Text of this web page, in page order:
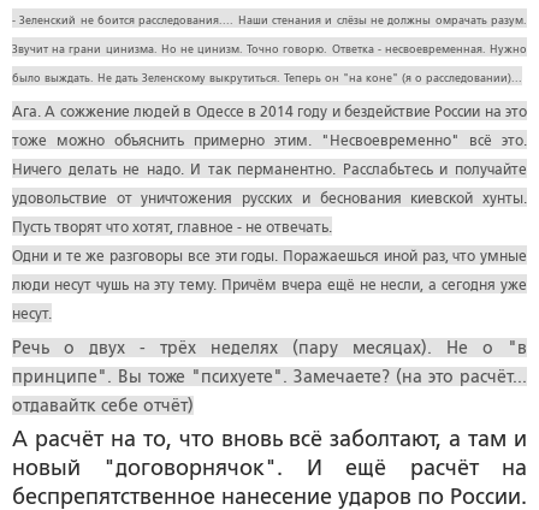
- Зеленский не боится расследования.... Наши стенания и слёзы не должны омрачать разум.
Звучит на грани цинизма. Но не цинизм. Точно говорю. Ответка - несвоевременная. Нужно
было выждать. Не дать Зеленскому выкрутиться. Теперь он "на коне" (я о расследовании)...
Ага. А сожжение людей в Одессе в 2014 году и бездействие России на это
тоже можно объяснить примерно этим. "Несвоевременно" всё это.
Ничего делать не надо. И так перманентно. Расслабьтесь и получайте
удовольствие от уничтожения русских и беснования киевской хунты.
Пусть творят что хотят, главное - не отвечать.
Одни и те же разговоры все эти годы. Поражаешься иной раз, что умные
люди несут чушь на эту тему. Причём вчера ещё не несли, а сегодня уже
несут.
Речь о двух - трёх неделях (пару месяцах). Не о "в
принципе". Вы тоже "психуете". Замечаете? (на это расчёт...
отдавайтк себе отчёт)
А расчёт на то, что вновь всё заболтают, а там и
новый "договорнячок". И ещё расчёт на
беспрепятственное нанесение ударов по России.